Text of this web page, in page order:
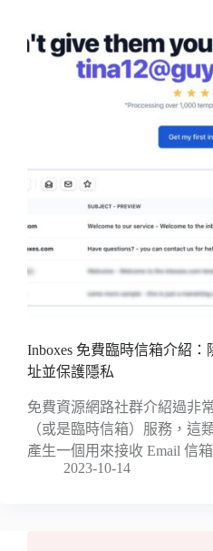
Inboxes 免費臨時信箱介紹：
址並保護隱私
免費資源網路社群介紹過非
（或是臨時信箱）服務，這
產生一個用來接收 Email 信
2023-10-14